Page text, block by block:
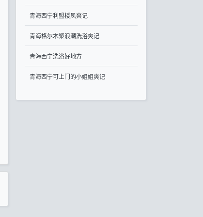
青海西宁利盟楼凤爽记
青海格尔木聚浪潮洗浴爽记
青海西宁洗浴好地方
青海西宁可上门的小姐姐爽记